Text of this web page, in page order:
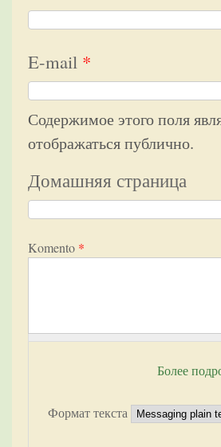
E-mail *
Содержимое этого поля
отображаться публично.
Домашняя страница
Komento *
Более
Формат текста